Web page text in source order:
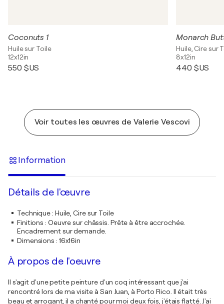
Coconuts 1
Huile sur Toile
12x12in
550 $US
Monarch
Huile, Cire sur
8x12in
440 $US
Voir toutes les œuvres de Valerie Vescovi
Information
Détails de l'œuvre
Technique: Huile, Cire sur Toile
Finitions : Oeuvre sur châssis. Prête à être accrochée.
Encadrement sur demande.
Dimensions : 16x16in
À propos de l'oeuvre
Il s'agit d'une petite peinture d'un coq intéressant que j'ai
rencontré lors de ma visite à San Juan, à Porto Rico. Il était très
beau et arrogant, il a chanté pour moi deux fois, j'étais flatté. J'ai